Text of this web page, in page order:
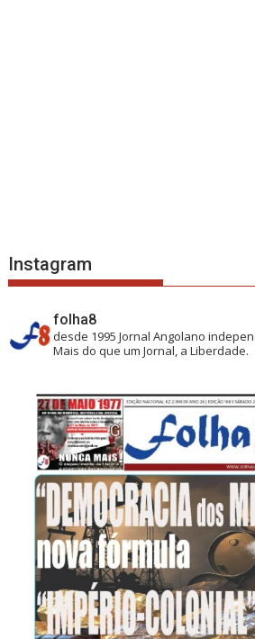
Instagram
folha8
desde 1995 Jornal Angolano
Mais do que um Jornal, a Liberdade.